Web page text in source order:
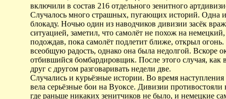
включили в состав 216 отдельного зенитного
Случалось много страшных, пугающих историй. Одна
блокаду. Ночью один из наводчиков дивизии засёк
ситуацией, заметил, что самолёт не похож на
подождав, пока самолёт подлетит ближе, открыл
всеобщую радость, однако она была недолгой. Вскоре
отбившийся бомбардировщик. После этого случая,
друг с другом разговаривать недели две.
Случались и курьёзные истории. Во время
вела серьёзные бои на Вуоксе. Дивизии
где раньше никаких зенитчиков не было, и немецкие